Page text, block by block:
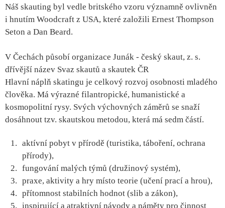
Náš skauting byl vedle britského vzoru významně ovlivněn
i hnutím Woodcraft z USA, které založili Ernest Thompson
Seton a Dan Beard.
V Čechách působí organizace Junák - český skaut, z. s.
dřívější název Svaz skautů a skautek ČR
Hlavní náplň skatingu je celkový rozvoj osobnosti mladého
člověka. Má výrazné filantropické, humanistické a
kosmopolitní rysy. Svých výchovných záměrů se snaží
dosáhnout tzv. skautskou metodou, která má sedm částí.
aktívní pobyt v přírodě (turistika, táboření, ochrana
přírody),
fungování malých týmů (družinový systém),
praxe, aktivity a hry místo teorie (učení prací a hrou),
přítomnost stabilních hodnot (slib a zákon),
inspirující a atraktivní návody a náměty pro činnost